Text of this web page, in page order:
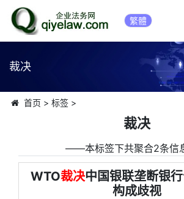
繁體
裁决
首页 > 标签>
裁决
――本标签下共聚合2条
WTO裁决中国银联垄断银
构成歧视